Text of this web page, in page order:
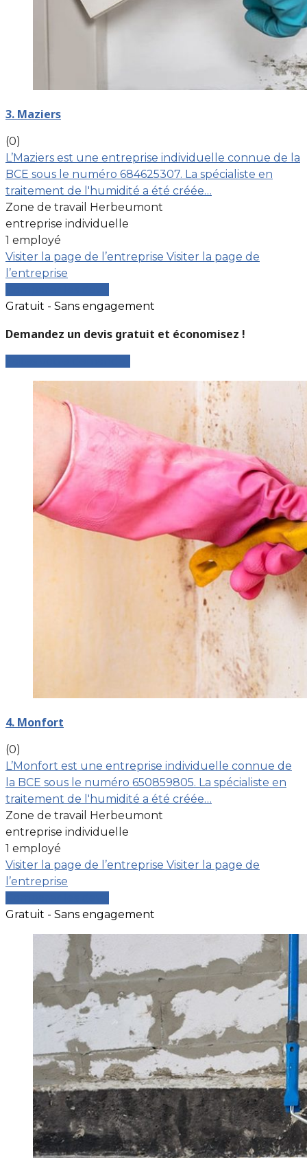
3. Maziers
(0)
L’Maziers est une entreprise individuelle connue de la
BCE sous le numéro 684625307. La spécialiste en
traitement de l'humidité a été créée…
Zone de travail Herbeumont
entreprise individuelle
1 employé
Visiter la page de l’entreprise Visiter la page de
l’entreprise
Gratuit - Sans engagement
Demandez un devis gratuit et économisez !
4. Monfort
(0)
L’Monfort est une entreprise individuelle connue de
la BCE sous le numéro 650859805. La spécialiste en
traitement de l'humidité a été créée…
Zone de travail Herbeumont
entreprise individuelle
1 employé
Visiter la page de l’entreprise Visiter la page de
l’entreprise
Gratuit - Sans engagement